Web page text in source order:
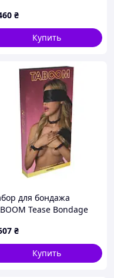
ANKLE CUFFS Talla
₴
Купить
для бондажа
Tease Bondage
₴
Купить